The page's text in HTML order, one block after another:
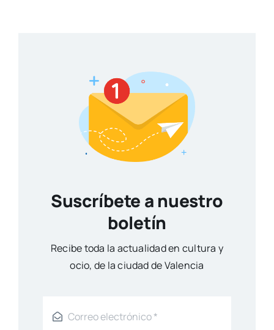
Suscríbete a nuestro
boletín
Reci­be toda la actua­li­dad en cul­tu­ra y
ocio, de la ciu­dad de Valen­cia